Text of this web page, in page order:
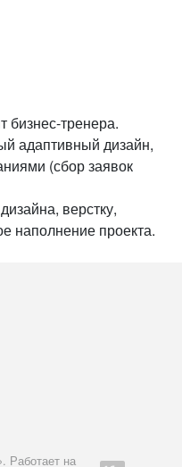
помощью
бизнес-тренера.
адаптивный дизайн,
(сбор заявок
верстку,
наполнение проекта.
Работает на